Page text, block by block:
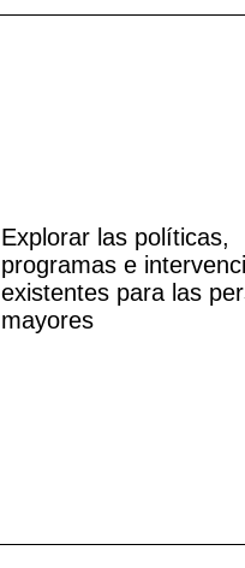
Explorar las políticas,
programas e
existentes para las
mayores